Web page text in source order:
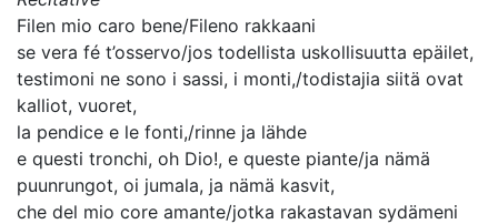
Filen mio caro bene/Fileno rakkaani
se vera fé t’osservo/jos todellista uskollisuutta epäilet,
testimoni ne sono i sassi, i monti,/todistajia siitä ovat
kalliot, vuoret,
la pendice e le fonti,/rinne ja lähde
e questi tronchi, oh Dio!, e queste piante/ja nämä
puunrungot, oi jumala, ja nämä kasvit,
che del mio core amante/jotka rakastavan sydämeni